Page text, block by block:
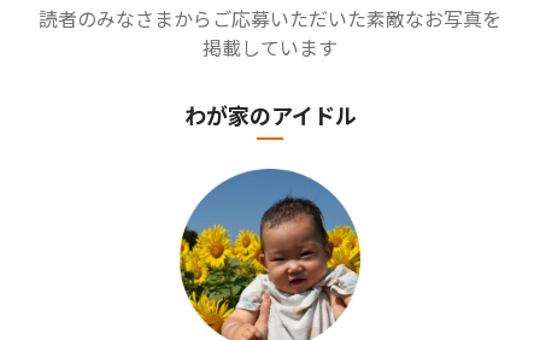
読者のみなさまからご応募いただいた素敵なお写真を
掲載しています
わが家のアイドル